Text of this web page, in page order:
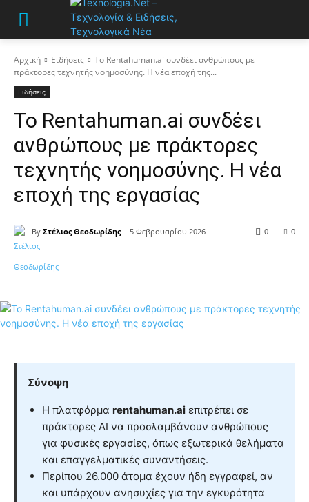
Αρχική Ειδήσεις
Το Rentahuman.ai συνδέει ανθρώπους με
πράκτορες τεχνητής νοημοσύνης. Η νέα εποχή της...
Ειδήσεις
Το Rentahuman.ai συνδέει
ανθρώπους με πράκτορες
τεχνητής νοημοσύνης. Η νέα
εποχή της εργασίας
By Στέλιος Θεοδωρίδης 5 Φεβρουαρίου 2026 0
0
Σύνοψη
Η πλατφόρμα rentahuman.ai επιτρέπει σε
πράκτορες AI να προσλαμβάνουν ανθρώπους
για φυσικές εργασίες, όπως εξωτερικά θελήματα
και επαγγελματικές συναντήσεις.
Περίπου 26.000 άτομα έχουν ήδη εγγραφεί, αν
και υπάρχουν ανησυχίες για την εγκυρότητα